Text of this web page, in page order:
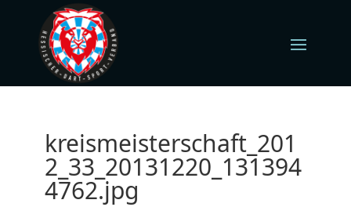
kreismeisterschaft_201
2_33_20131220_131394
4762.jpg